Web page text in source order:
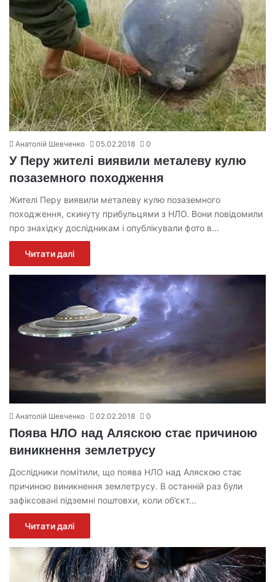
Анатолій Шевченко 05.02.2018 0
У Перу жителі виявили металеву кулю
позаземного походження
Жителі Перу виявили металеву кулю позаземного
походження, скинуту прибульцями з НЛО. Вони повідомили
про знахідку дослідникам і опублікували фото в…
Читати далі
Анатолій Шевченко 02.02.2018 0
Поява НЛО над Аляскою стає причиною
виникнення землетрусу
Дослідники помітили, що поява НЛО над Аляскою стає
причиною виникнення землетрусу. В останній раз були
зафіксовані підземні поштовхи, коли об’єкт…
Читати далі